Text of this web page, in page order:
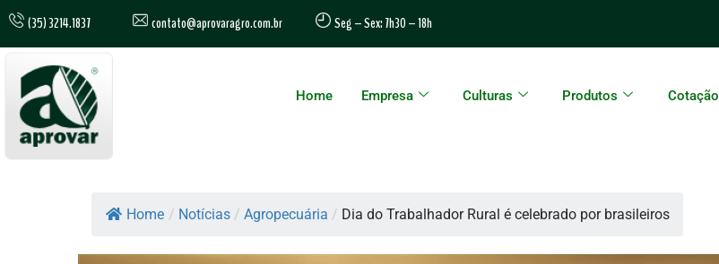
(35) 3214.1837 contato@aprovaragro.com.br Seg – Sex: 7h30 – 18h
Home Empresa Culturas Produtos Cotação
Home / Notícias / Agropecuária / Dia do Trabalhador Rural é celebrado por brasileiros